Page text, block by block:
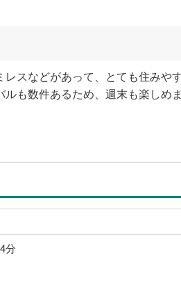
スなどがあって、とても住みや
も数件あるため、週末も楽しめ
分